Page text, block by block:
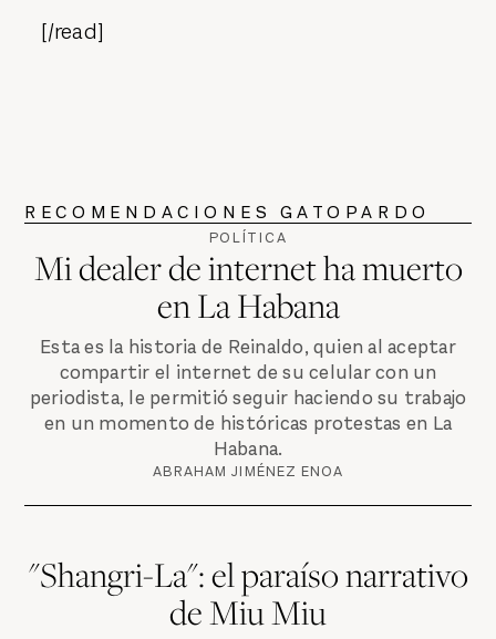
[/read]
RECOMENDACIONES GATOPARDO
POLÍTICA
Mi dealer de internet ha muerto
en La Habana
Esta es la historia de Reinaldo, quien al aceptar
compartir el internet de su celular con un
periodista, le permitió seguir haciendo su trabajo
en un momento de históricas protestas en La
Habana.
ABRAHAM JIMÉNEZ ENOA
"Shangri-La": el paraíso narrativo
de Miu Miu